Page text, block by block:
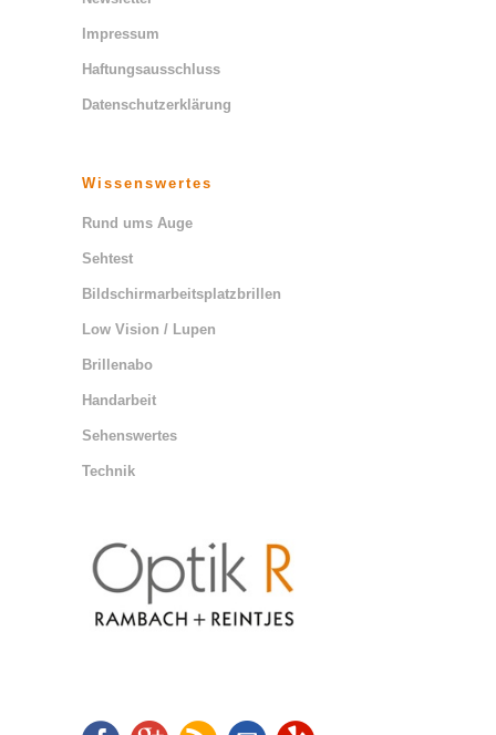
Impressum
Haftungsausschluss
Datenschutzerklärung
Wissenswertes
Rund ums Auge
Sehtest
Bildschirmarbeitsplatzbrillen
Low Vision / Lupen
Brillenabo
Handarbeit
Sehenswertes
Technik